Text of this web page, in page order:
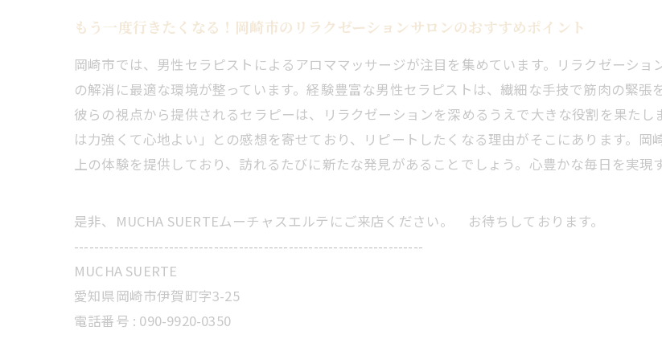
もう一度行きたくなる！岡崎市のリラクゼーションサロンのおすすめポイント
岡崎市では、男性セラピストによるアロママッサージが注目を集めています。リラクゼーシ
の解消に最適な環境が整っています。経験豊富な男性セラピストは、繊細な手技で筋肉の緊張
彼らの視点から提供されるセラピーは、リラクゼーションを深めるうえで大きな役割を果た
は力強くて心地よい」との感想を寄せており、リピートしたくなる理由がそこにあります。
上の体験を提供しており、訪れるたびに新たな発見があることでしょう。心豊かな毎日を実現
是非、MUCHA SUERTEムーチャスエルテにご来店ください。 お待ちしております。
----------------------------------------------------------------------
MUCHA SUERTE
愛知県岡崎市伊賀町字3-25
電話番号 : 090-9920-0350